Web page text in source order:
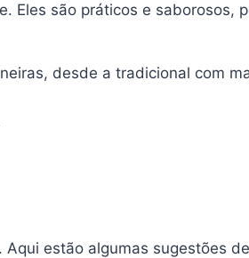
Eles são práticos e saborosos,
desde a tradicional com
estão algumas sugestões de